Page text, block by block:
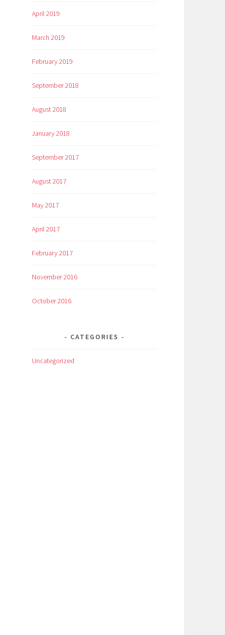
April 2019
March 2019
February 2019
September 2018
August 2018
January 2018
September 2017
August 2017
May 2017
April 2017
February 2017
November 2016
October 2016
CATEGORIES
Uncategorized